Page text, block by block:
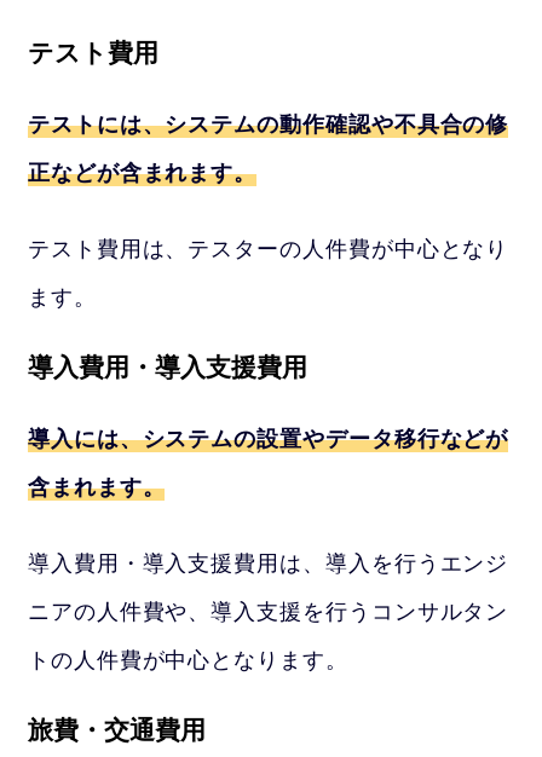
テスト費用
テストには、システムの動作確認や不具合の修
正などが含まれます。
テスト費用は、テスターの人件費が中心となり
ます。
導入費用・導入支援費用
導入には、システムの設置やデータ移行などが
含まれます。
導入費用・導入支援費用は、導入を行うエンジ
ニアの人件費や、導入支援を行うコンサルタン
トの人件費が中心となります。
旅費・交通費用